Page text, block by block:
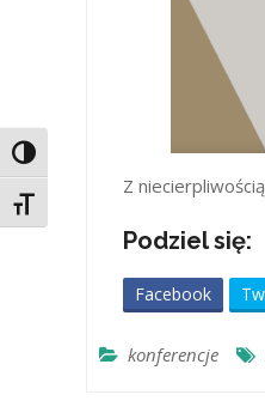
Toggle High Contrast
Toggle Font size
Z
Podziel się:
Facebook
konferencje